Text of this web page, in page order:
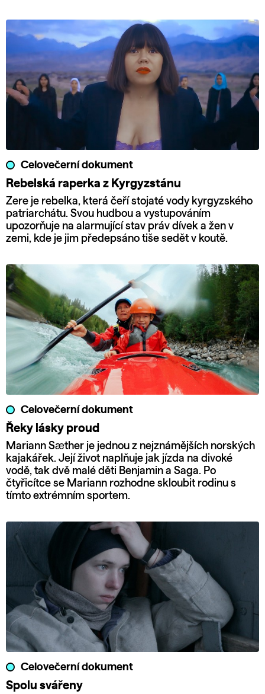
Celovečerní dokument
Rebelská raperka z Kyrgyzstánu
Zere je rebelka, která čeří stojaté vody kyrgyzského
patriarchátu. Svou hudbou a vystupováním
upozorňuje na alarmující stav práv dívek a žen v
zemi, kde je jim předepsáno tiše sedět v koutě.
Celovečerní dokument
Řeky lásky proud
Mariann Sæther je jednou z nejznámějších norských
kajakářek. Její život naplňuje jak jízda na divoké
vodě, tak dvě malé děti Benjamin a Saga. Po
čtyřicítce se Mariann rozhodne skloubit rodinu s
tímto extrémním sportem.
Celovečerní dokument
Spolu svářeny